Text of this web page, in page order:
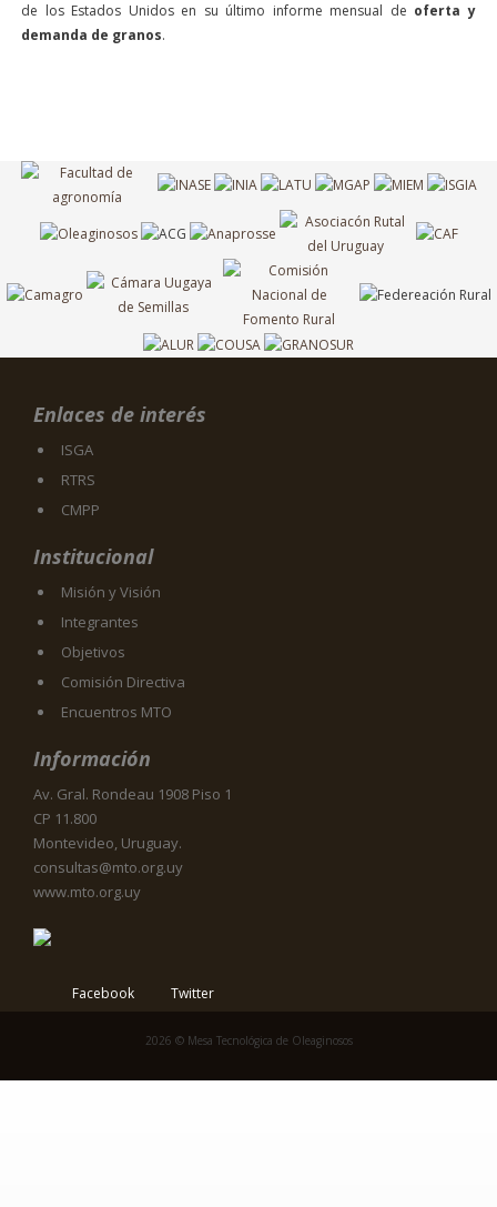
de los Estados Unidos en su último informe mensual de oferta y
demanda de granos.
Enlaces de interés
ISGA
RTRS
CMPP
Institucional
Misión y Visión
Integrantes
Objetivos
Comisión Directiva
Encuentros MTO
Información
Av. Gral. Rondeau 1908 Piso 1
CP 11.800
Montevideo, Uruguay.
consultas@mto.org.uy
www.mto.org.uy
Facebook Twitter
2026 © Mesa Tecnológica de Oleaginosos